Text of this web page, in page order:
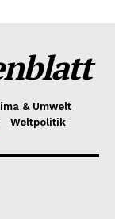
& Umwelt
Weltpolitik